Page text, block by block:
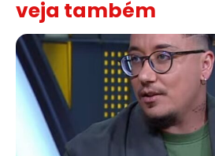
veja também
Solidariedade ao jornalista Caê